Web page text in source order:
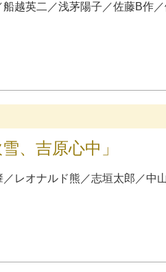
船越英二 ／浅茅陽子 ／佐藤B作 ／
、吉原心中」
／ レオナルド熊 ／志垣太郎 ／中